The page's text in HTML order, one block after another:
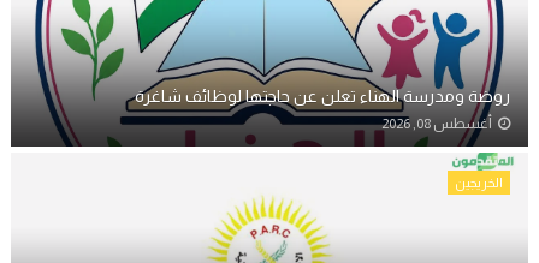
روضة ومدرسة الهناء تعلن عن حاجتها لوظائف شاغرة
أغسطس 08, 2026
الخريجين